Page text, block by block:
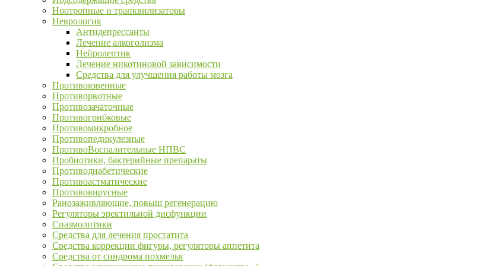
Ноотропные и транквилизаторы
Неврология
Антидепрессанты
Лечение алкоголизма
Нейролептик
Лечение никотиновой зависимости
Средства для улучшения работы мозга
Противоязвенные
Противорвотные
Противозачаточные
Противогрибковые
Противомикробное
Противопедикулезные
ПротивоВоспалительные НПВС
Пробиотики, бактерийные препараты
Противодиабетические
Противоастматические
Противовирусные
Ранозаживляющие, повыш регенерацию
Регуляторы эректильной дисфункции
Спазмолитики
Средства для лечения простатита
Средства коррекции фигуры, регуляторы аппетита
Средства от синдрома похмелья